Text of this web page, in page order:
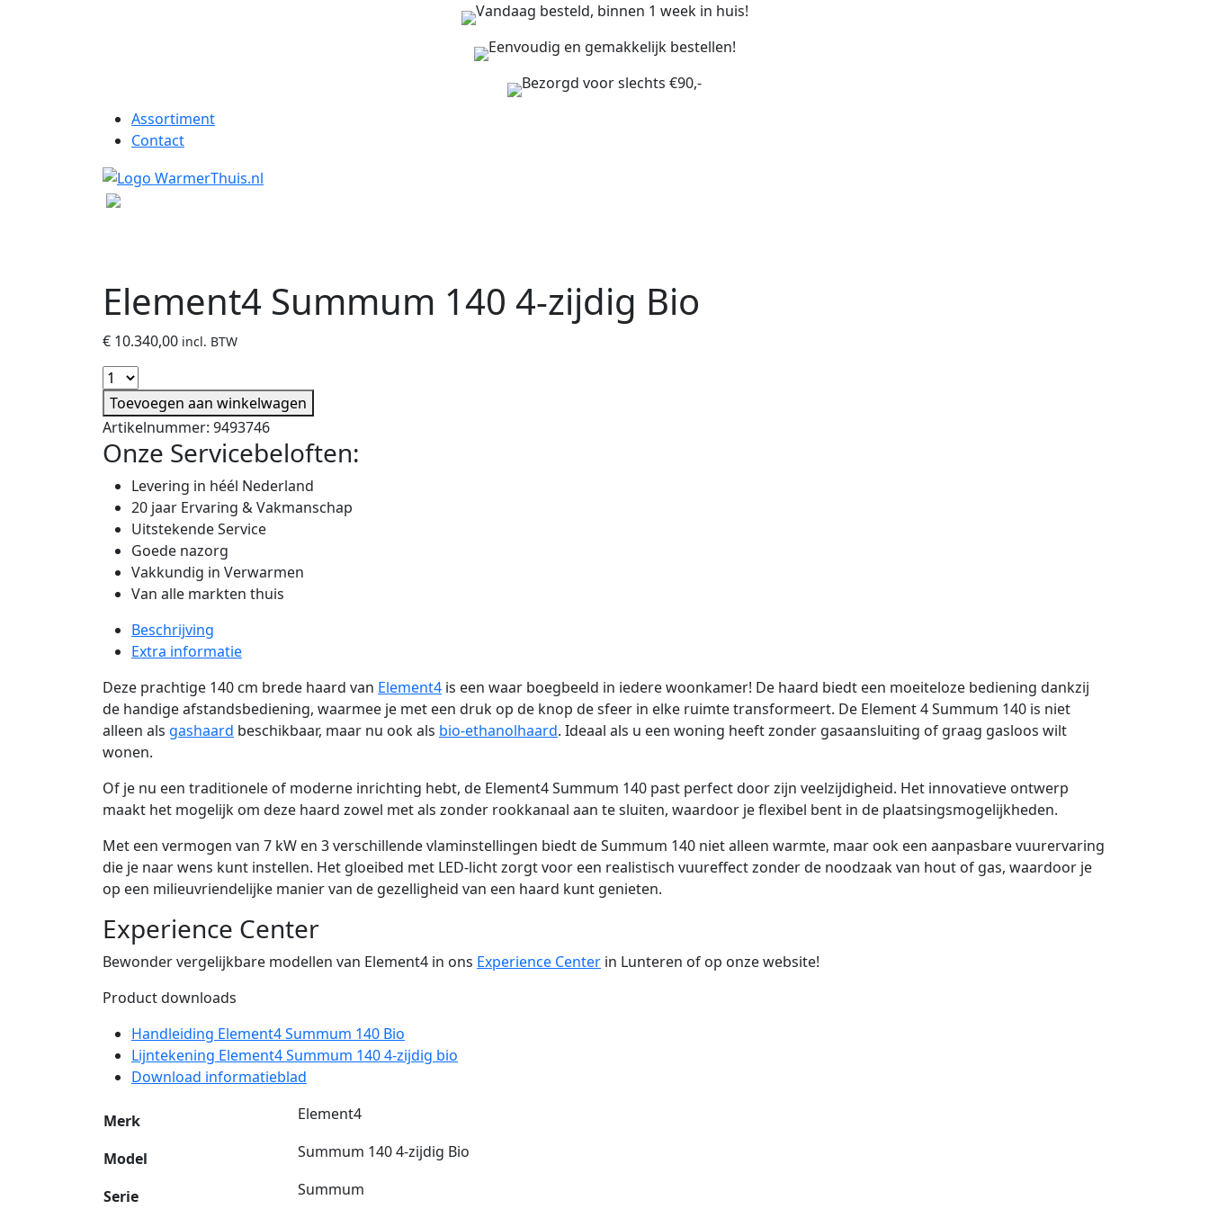
Vandaag besteld, binnen 1 week in huis!
Eenvoudig en gemakkelijk bestellen!
Bezorgd voor slechts €90,-
Assortiment
Contact
Element4 Summum 140 4-zijdig Bio
€ 10.340,00 incl. BTW
Toevoegen aan winkelwagen
Artikelnummer: 9493746
Onze Servicebeloften:
Levering in héél Nederland
20 jaar Ervaring & Vakmanschap
Uitstekende Service
Goede nazorg
Vakkundig in Verwarmen
Van alle markten thuis
Beschrijving
Extra informatie
Deze prachtige 140 cm brede haard van Element4 is een waar boegbeeld in iedere woonkamer! De haard biedt een moeiteloze bediening dankzij
de handige afstandsbediening, waarmee je met een druk op de knop de sfeer in elke ruimte transformeert. De Element 4 Summum 140 is niet
alleen als gashaard beschikbaar, maar nu ook als bio-ethanolhaard. Ideaal als u een woning heeft zonder gasaansluiting of graag gasloos wilt
wonen.
Of je nu een traditionele of moderne inrichting hebt, de Element4 Summum 140 past perfect door zijn veelzijdigheid. Het innovatieve ontwerp
maakt het mogelijk om deze haard zowel met als zonder rookkanaal aan te sluiten, waardoor je flexibel bent in de plaatsingsmogelijkheden.
Met een vermogen van 7 kW en 3 verschillende vlaminstellingen biedt de Summum 140 niet alleen warmte, maar ook een aanpasbare vuurervaring
die je naar wens kunt instellen. Het gloeibed met LED-licht zorgt voor een realistisch vuureffect zonder de noodzaak van hout of gas, waardoor je
op een milieuvriendelijke manier van de gezelligheid van een haard kunt genieten.
Experience Center
Bewonder vergelijkbare modellen van Element4 in ons Experience Center in Lunteren of op onze website!
Product downloads
Handleiding Element4 Summum 140 Bio
Lijntekening Element4 Summum 140 4-zijdig bio
Download informatieblad
Merk Element4
Model Summum 140 4-zijdig Bio
Serie Summum